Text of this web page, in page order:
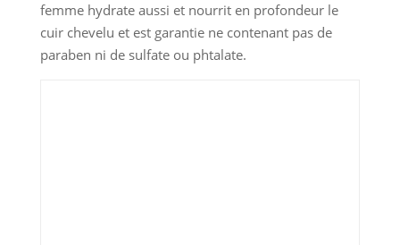
femme hydrate aussi et nourrit en profondeur le
cuir chevelu et est garantie ne contenant pas de
paraben ni de sulfate ou phtalate.